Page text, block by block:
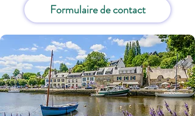
Formulaire de contact